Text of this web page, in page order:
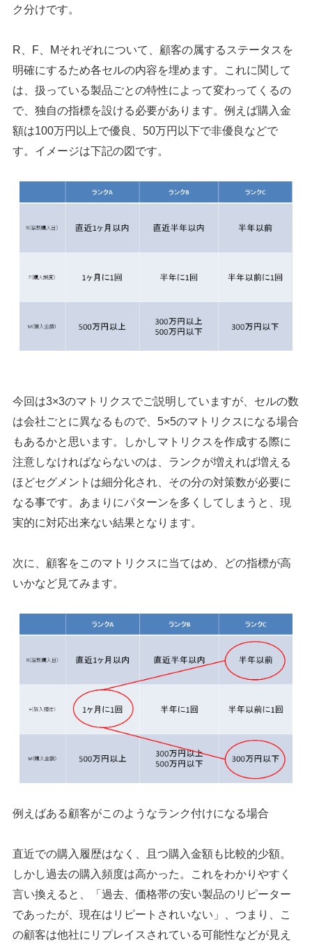
ク分けです。
R、F、Mそれぞれについて、顧客の属するステータスを
明確にするため各セルの内容を埋めます。これに関して
は、扱っている製品ごとの特性によって変わってくるの
で、独自の指標を設ける必要があります。例えば購入金
額は100万円以上で優良、50万円以下で非優良などで
す。イメージは下記の図です。
今回は3×3のマトリクスでご説明していますが、セルの数
は会社ごとに異なるもので、5×5のマトリクスになる場合
もあるかと思います。しかしマトリクスを作成する際に
注意しなければならないのは、ランクが増えれば増える
ほどセグメントは細分化され、その分の対策数が必要に
なる事です。あまりにパターンを多くしてしまうと、現
実的に対応出来ない結果となります。
次に、顧客をこのマトリクスに当てはめ、どの指標が高
いかなど見てみます。
例えばある顧客がこのようなランク付けになる場合
直近での購入履歴はなく、且つ購入金額も比較的少額。
しかし過去の購入頻度は高かった。これをわかりやすく
言い換えると、「過去、価格帯の安い製品のリピーター
であったが、現在はリピートされいない」、つまり、こ
の顧客は他社にリプレイスされている可能性などが見え